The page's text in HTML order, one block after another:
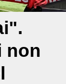
non